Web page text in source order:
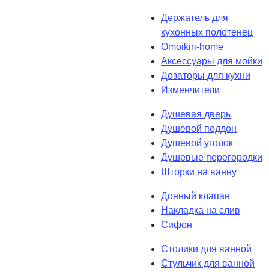
Держатель для
кухонных полотенец
Omoikiri-home
Аксессуары для мойки
Дозаторы для кухни
Изменчители
Душевая дверь
Душевой поддон
Душевой уголок
Душевые перегородки
Шторки на ванну
Донный клапан
Накладка на слив
Сифон
Столики для ванной
Стульчик для ванной